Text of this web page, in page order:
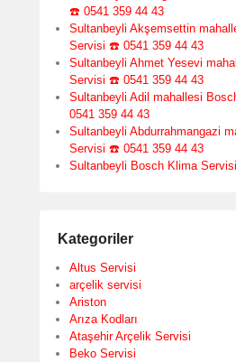
☎️ 0541 359 44 43
Sultanbeyli Akşemsettin
Servisi ☎️ 0541 359 44 43
Sultanbeyli Ahmet Yesevi
Servisi ☎️ 0541 359 44 43
Sultanbeyli Adil mahallesi
0541 359 44 43
Sultanbeyli Abdurrahmangazi
Servisi ☎️ 0541 359 44 43
Sultanbeyli Bosch Klima
Kategoriler
Altus Servisi
arçelik servisi
Ariston
Arıza Kodları
Ataşehir Arçelik Servisi
Beko Servisi